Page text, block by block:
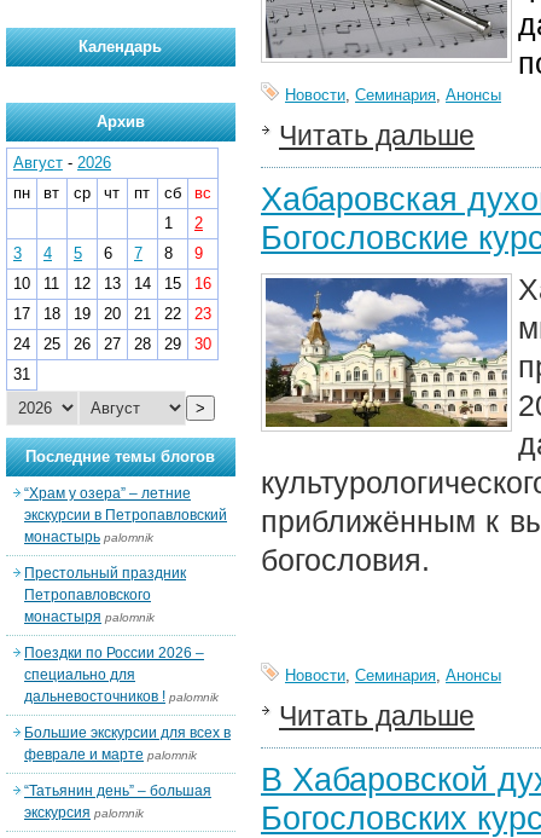
Новости, Семинария, Анонсы
Читать дальше
Хабаровская
Богословские
приближённым к
богословия.
Новости, Семинария, Анонсы
Читать дальше
В Хабаровской
Богословских
Календарь
Архив
Август - 2026
пн
вт ср чт пт сб
вс
1
2
3
4 5 6 7 8
9
10
11 12 13 14 15
16
17
18 19 20 21 22
23
24
25 26 27 28 29
30
31
>
Последние темы блогов
“Храм у озера” – летние
экскурсии в Петропавловский
монастырь palomnik
Престольный праздник
Петропавловского
монастыря palomnik
Поездки по России 2026 –
специально для
дальневосточников ! palomnik
Большие экскурсии для всех в
феврале и марте palomnik
“Татьянин день” – большая
экскурсия palomnik